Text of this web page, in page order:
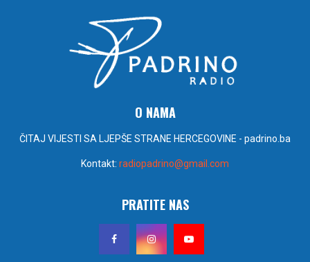
O NAMA
ČITAJ VIJESTI SA LJEPŠE STRANE HERCEGOVINE - padrino.ba
Kontakt: radiopadrino@gmail.com
PRATITE NAS